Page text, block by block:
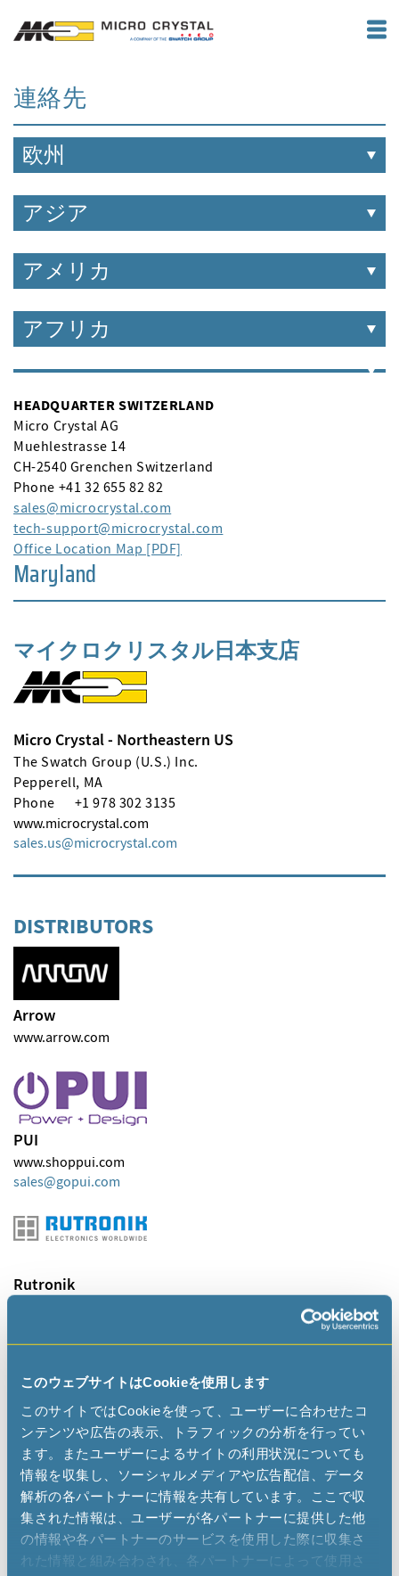
このウェブサイトはCookieを使用します
このサイトではCookieを使って、ユーザーに合わせたコ
ンテンツや広告の表示、トラフィックの分析を行ってい
ます。またユーザーによるサイトの利用状況についても
情報を収集し、ソーシャルメディアや広告配信、データ
解析の各パートナーに情報を共有しています。ここで収
集された情報は、ユーザーが各パートナーに提供した他
の情報や各パートナーのサービスを使用した際に収集さ
れた情報と組み合わされ、各パートナーによって使用さ
連絡先
欧州
アジア
アメリカ
アフリカ
HEADQUARTER SWITZERLAND
Micro Crystal AG
Muehlestrasse 14
CH-2540 Grenchen Switzerland
Phone +41 32 655 82 82
sales
microcrystal com
tech-support
microcrystal com
Office Location Map [PDF]
Maryland
マイクロクリスタル日本支店
Micro Crystal - Northeastern US
The Swatch Group (U.S.) Inc.
Pepperell, MA
Phone
+1 978 302 3135
www.microcrystal.com
sales.us
microcrystal com
DISTRIBUTORS
Arrow
www.arrow.com
PUI
www.shoppui.com
sales
gopui com
Rutronik
TRG Components
www.trgcomponents.com
gtyler
trgcomp com